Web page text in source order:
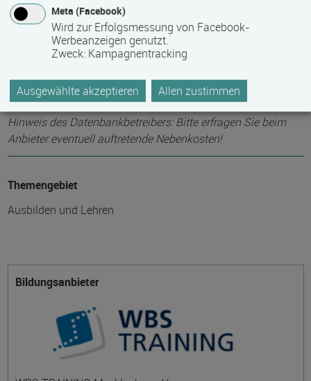
Teilnahmegebühr
detaillierte Preisinformationen zu erhalten
Hinweis des Datenbankbetreibers: Bitte erfragen Sie beim
Anbieter eventuell auftretende Nebenkosten!
Themengebiet
Ausbilden und Lehren
Bildungsanbieter
Meta (Facebook)
Wird zur Erfolgsmessung von Facebook-
Werbeanzeigen genutzt.
Zweck: Kampagnentracking
Ausgewählte akzeptieren Allen zustimmen